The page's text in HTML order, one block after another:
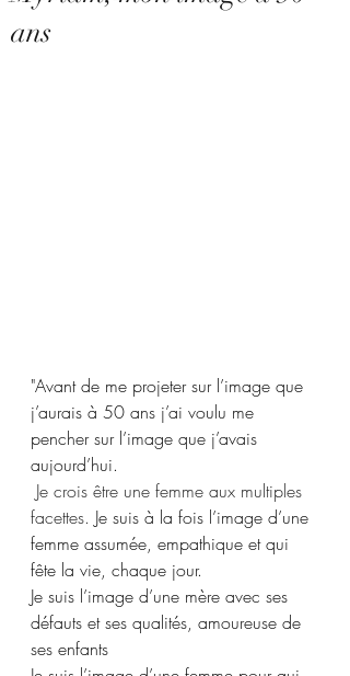
ans
"Avant de me projeter sur l’image que
j’aurais à 50 ans j’ai voulu me
pencher sur l’image que j’avais
aujourd’hui.
Je crois être une femme aux multiples
facettes. Je suis à la fois l’image d’une
femme assumée, empathique et qui
fête la vie, chaque jour.
Je suis l’image d’une mère avec ses
défauts et ses qualités, amoureuse de
ses enfants